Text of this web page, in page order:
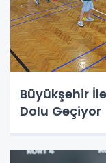
Büyükşehir
Dolu Geçiyor